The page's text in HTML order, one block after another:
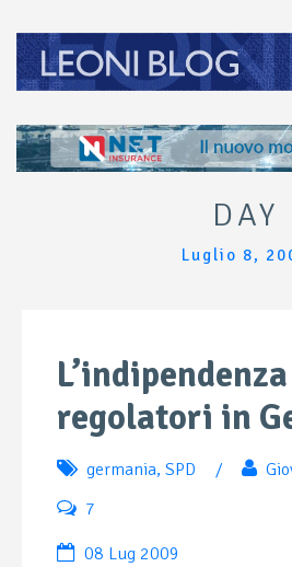
DAY
Luglio 8,
regolatori in
germania, SPD /
7
08 Lug 2009